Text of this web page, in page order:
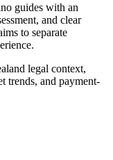
guides with an
and clear
to separate
legal context,
trends, and payment-